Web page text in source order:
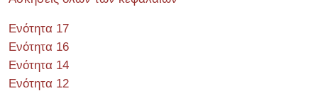
Ενότητα 17
Ενότητα 16
Ενότητα 14
Ενότητα 12